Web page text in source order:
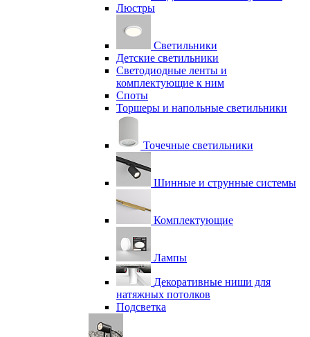
Люстры
Светильники
Детские светильники
Светодиодные ленты и
комплектующие к ним
Споты
Торшеры и напольные светильники
Точечные светильники
Шинные и струнные системы
Комплектующие
Лампы
Декоративные ниши для
натяжных потолков
Подсветка